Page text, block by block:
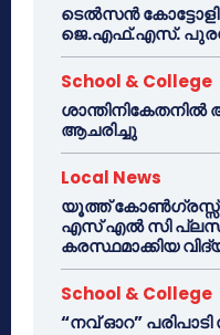
ടെൽസൻ
ജെ.എഫ്.എസ്.
School & College
ശാന്തിനികേതനിൽ
ആചരിച്ചു
Local News
യൂത്ത് കോൺഗ്രസ്സ്
എസ് എൽ സി പ്ലസ്
കരസ്ഥമാക്കിയ
School & College
“നവ് ഓറ” പരിപാടി